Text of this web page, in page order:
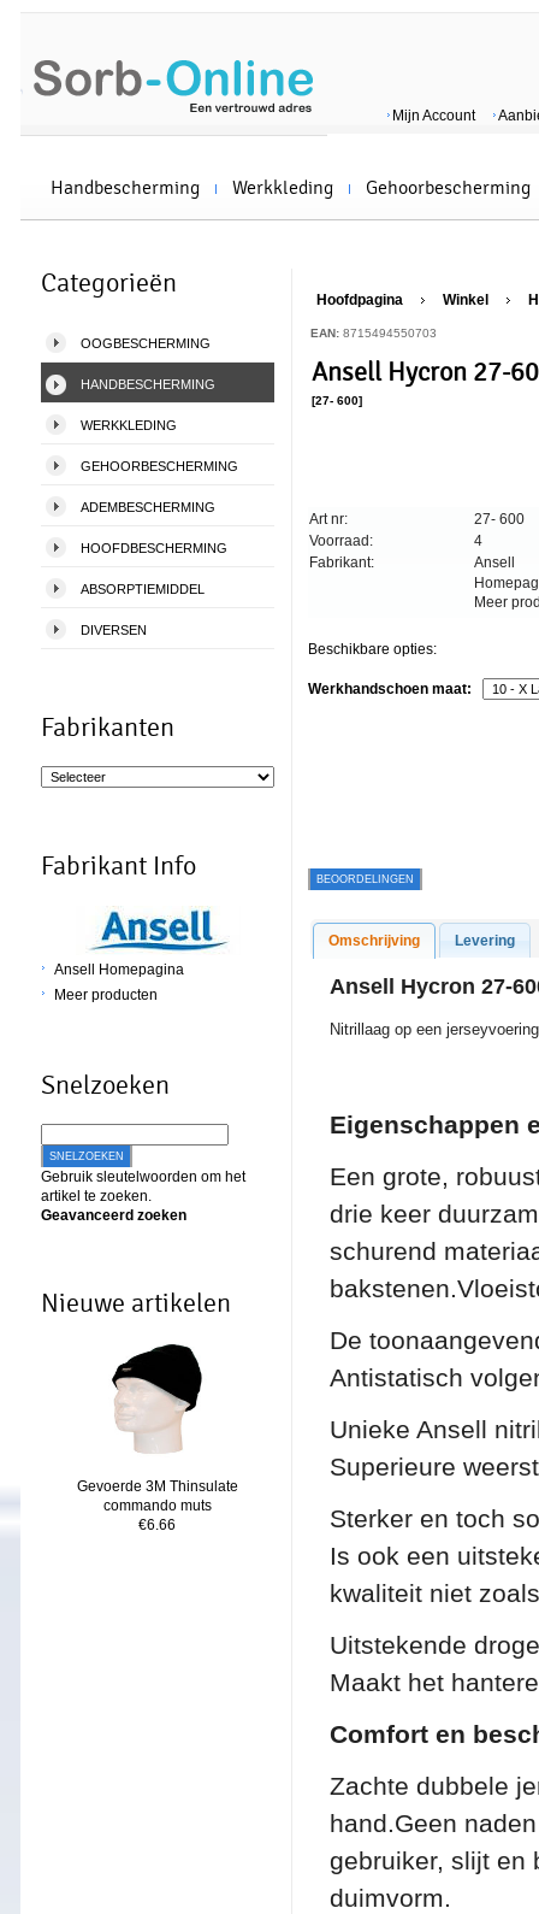
Mijn Account
Handbescherming Werkkleding Gehoorbescherming
Categorieën
OOGBESCHERMING
HANDBESCHERMING
WERKKLEDING
GEHOORBESCHERMING
ADEMBESCHERMING
HOOFDBESCHERMING
ABSORPTIEMIDDEL
DIVERSEN
Fabrikanten
Fabrikant Info
Ansell Homepagina
Meer producten
Snelzoeken
SNELZOEKEN
Gebruik sleutelwoorden om het
artikel te zoeken.
Geavanceerd zoeken
Nieuwe artikelen
Gevoerde 3M Thinsulate
commando muts
€6.66
Hoofdpagina Winkel
EAN: 8715494550703
Ansell Hycron 27-
[27- 600]
Art nr:
Voorraad:
Fabrikant:
27- 600
4
Ansell
Meer
Beschikbare opties:
Werkhandschoen maat:
BEOORDELINGEN
Omschrijving Levering
Ansell Hycron 27-
Nitrillaag op een
Eigenschappen
Een grote,
drie keer
schurend
De
Antistatisch
Unieke Ansell
Superieure
Sterker en toch
Is ook een
kwaliteit niet
Uitstekende
Maakt het
Comfort en
Zachte dubbele
hand.Geen
gebruiker, slijt en
duimvorm.